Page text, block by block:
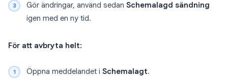
Gör ändringar, använd sedan Schemalagd sändning
igen med en ny tid.
För att avbryta helt:
Öppna meddelandet i Schemalagt.